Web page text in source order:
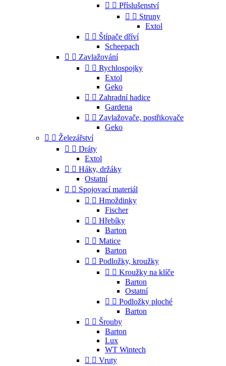
  Příslušenství
  Struny
Extol
  Štípače dříví
Scheepach
  Zavlažování
  Rychlospojky
Extol
Geko
  Zahradní hadice
Gardena
  Zavlažovače, postřikovače
Geko
  Železářství
  Dráty
Extol
  Háky, držáky
Ostatní
  Spojovací materiál
  Hmoždinky
Fischer
  Hřebíky
Barton
  Matice
Barton
  Podložky, kroužky
  Kroužky na klíče
Barton
Ostatní
  Podložky ploché
Barton
  Šrouby
Barton
Lux
WT Wintech
  Vruty